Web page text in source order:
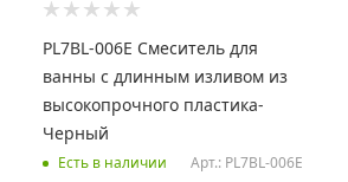
PL7BL-006E Смеситель для
ванны с длинным изливом из
высокопрочного пластика-
Черный
Есть в наличии Арт.: PL7BL-006E